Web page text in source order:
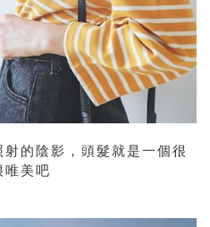
的陰影，頭髮就是一個很
唯美吧